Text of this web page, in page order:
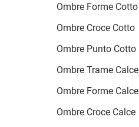
Ombre Forme Cotto
Ombre Croce Cotto
Ombre Punto Cotto
Ombre Trame Calce
Ombre Forme Calce
Ombre Croce Calce